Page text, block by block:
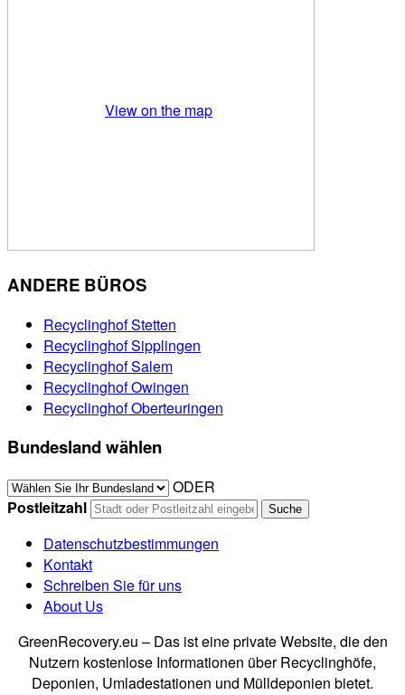
View on the map
ANDERE BÜROS
Recyclinghof Stetten
Recyclinghof Sipplingen
Recyclinghof Salem
Recyclinghof Owingen
Recyclinghof Oberteuringen
Bundesland wählen
ODER
Postleitzahl
Datenschutzbestimmungen
Kontakt
Schreiben Sie für uns
About Us
GreenRecovery.eu – Das ist eine private Website, die den
Nutzern kostenlose Informationen über Recyclinghöfe,
Deponien, Umladestationen und Mülldeponien bietet.